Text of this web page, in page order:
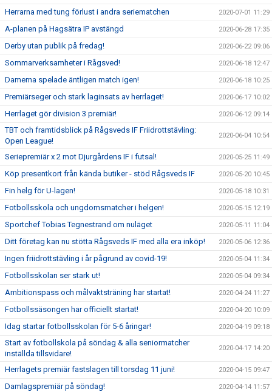
Herrarna med tung förlust i andra seriematchen 2020-07-01 11:29
A-planen på Hagsätra IP avstängd 2020-06-28 17:35
Derby utan publik på fredag! 2020-06-22 09:06
Sommarverksamheter i Rågsved! 2020-06-18 12:47
Damerna spelade äntligen match igen! 2020-06-18 10:25
Premiärseger och stark laginsats av herrlaget! 2020-06-17 10:02
Herrlaget gör division 3 premiär! 2020-06-12 09:14
TBT och framtidsblick på Rågsveds IF Friidrottstävling:
Open League!
2020-06-04 10:54
Seriepremiär x 2 mot Djurgårdens IF i futsal! 2020-05-25 11:49
Köp presentkort från kända butiker - stöd Rågsveds IF 2020-05-20 10:45
Fin helg för U-lagen! 2020-05-18 10:31
Fotbollsskola och ungdomsmatcher i helgen! 2020-05-15 12:19
Sportchef Tobias Tegnestrand om nuläget 2020-05-11 11:04
Ditt företag kan nu stötta Rågsveds IF med alla era inköp! 2020-05-06 12:36
Ingen friidrottstävling i år pågrund av covid-19! 2020-05-04 11:34
Fotbollsskolan ser stark ut! 2020-05-04 09:34
Ambitionspass och målvaktsträning har startat! 2020-04-24 11:27
Fotbollssäsongen har officiellt startat! 2020-04-20 10:09
Idag startar fotbollsskolan för 5-6 åringar! 2020-04-19 09:18
Start av fotbollskola på söndag & alla seniormatcher
inställda tillsvidare!
2020-04-17 14:20
Herrlagets premiär fastslagen till torsdag 11 juni! 2020-04-15 09:47
Damlagspremiär på söndag! 2020-04-14 11:57